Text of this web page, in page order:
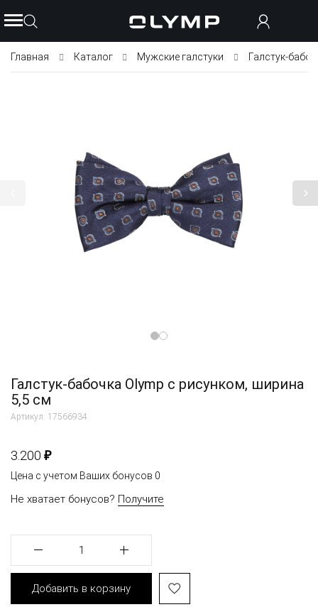
Главная Каталог Мужские галстуки Галстук-
Галстук-бабочка Olymp с рисунком, ширина
5,5 см
Артикул: 17566934
3.200 ₽
Цена с учетом Ваших бонусов 0
Не хватает бонусов? Получите
1
Добавить в корзину